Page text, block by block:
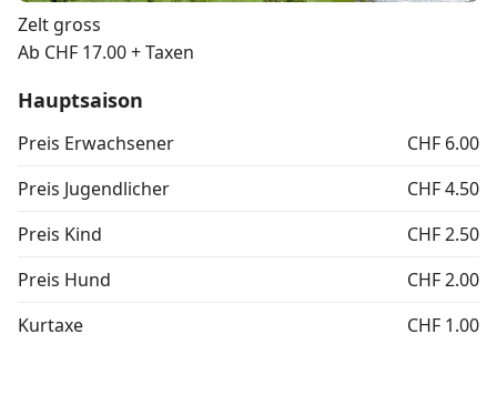
Zelt gross
Ab CHF 17.00 + Taxen
Hauptsaison
Preis Erwachsener
CHF 6.00
Preis Jugendlicher
CHF 4.50
Preis Kind
CHF 2.50
Preis Hund
CHF 2.00
Kurtaxe
CHF 1.00